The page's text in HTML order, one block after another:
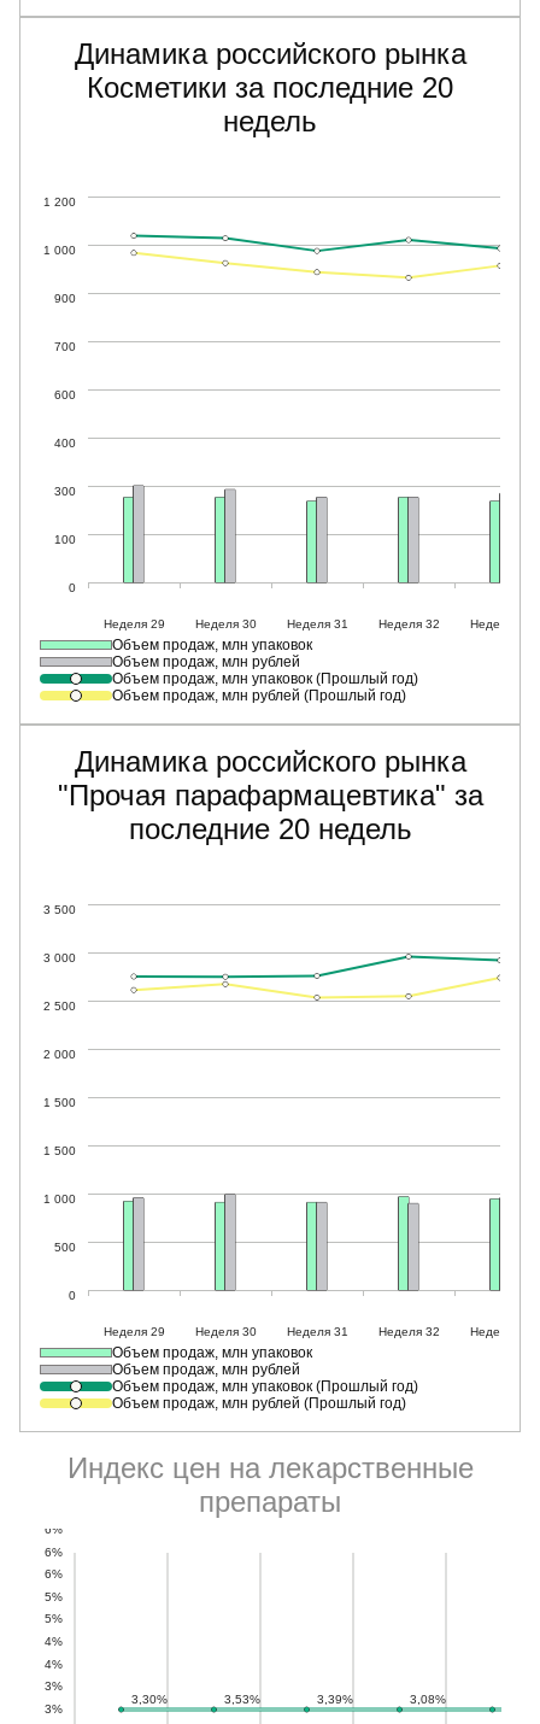
Динамика российского рынка
Косметики за последние 20
недель
Объем продаж, млн упаковок
Объем продаж, млн рублей
Объем продаж, млн упаковок (Прошлый год)
Объем продаж, млн рублей (Прошлый год)
Динамика российского рынка
"Прочая парафармацевтика" за
последние 20 недель
Объем продаж, млн упаковок
Объем продаж, млн рублей
Объем продаж, млн упаковок (Прошлый год)
Объем продаж, млн рублей (Прошлый год)
Индекс цен на лекарственные
препараты